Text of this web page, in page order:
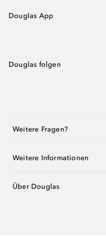
Douglas App
Douglas folgen
Weitere Fragen?
Weitere Informationen
Über Douglas